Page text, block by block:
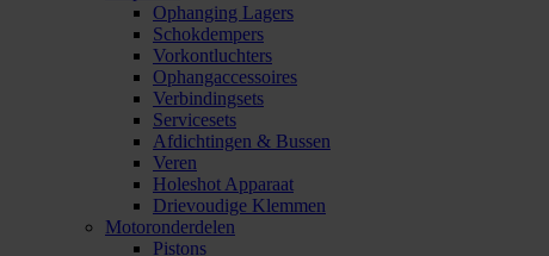
Ophanging Lagers
Schokdempers
Vorkontluchters
Ophangaccessoires
Verbindingsets
Servicesets
Afdichtingen & Bussen
Veren
Holeshot Apparaat
Drievoudige Klemmen
Motoronderdelen
Pistons